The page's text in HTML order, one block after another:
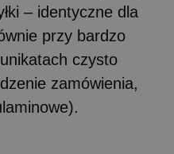
– identyczne dla
przy bardzo
czysto
zamówienia,